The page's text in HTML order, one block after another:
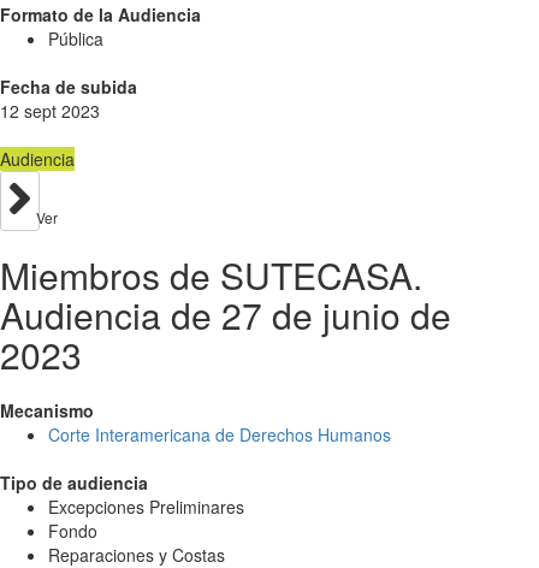
Formato de la Audiencia
Pública
Fecha de subida
12 sept 2023
Audiencia
Ver
Miembros de SUTECASA.
Audiencia de 27 de junio de
2023
Mecanismo
Corte Interamericana de Derechos Humanos
Tipo de audiencia
Excepciones Preliminares
Fondo
Reparaciones y Costas